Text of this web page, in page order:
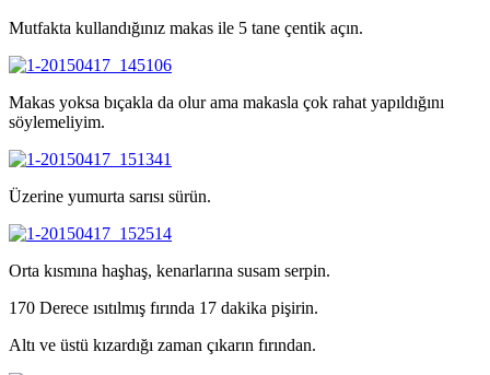
Mutfakta kullandığınız makas ile 5 tane çentik açın.
Makas yoksa bıçakla da olur ama makasla çok rahat yapıldığını
söylemeliyim.
Üzerine yumurta sarısı sürün.
Orta kısmına haşhaş, kenarlarına susam serpin.
170 Derece ısıtılmış fırında 17 dakika pişirin.
Altı ve üstü kızardığı zaman çıkarın fırından.